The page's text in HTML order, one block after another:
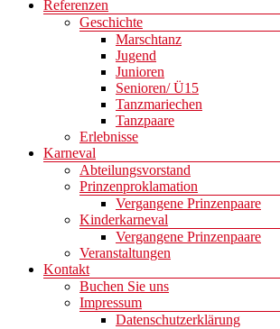
Referenzen
Geschichte
Marschtanz
Jugend
Junioren
Senioren/ Ü15
Tanzmariechen
Tanzpaare
Erlebnisse
Karneval
Abteilungsvorstand
Prinzenproklamation
Vergangene Prinzenpaare
Kinderkarneval
Vergangene Prinzenpaare
Veranstaltungen
Kontakt
Buchen Sie uns
Impressum
Datenschutzerklärung